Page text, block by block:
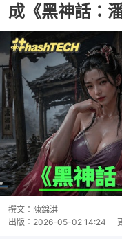
成《黑神話：
撰文： 陳錦洪
出版： 2026-05-02 14:24